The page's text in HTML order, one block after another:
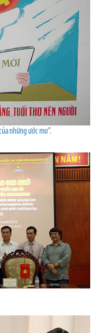
những ước mơ”.